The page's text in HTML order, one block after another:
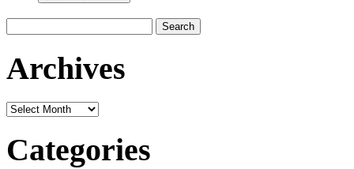
for:
Archives
Archives
Categories